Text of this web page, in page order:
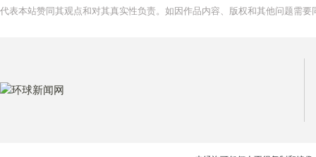
代表本站赞同其观点和对其真实性负责。如因作品内容、版权和其他问题需